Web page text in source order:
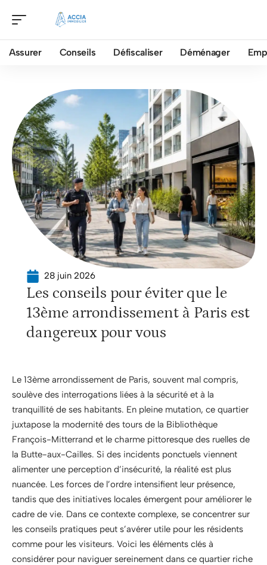
Assurer Conseils Défiscaliser Déménager
28 juin 2026
Les conseils pour éviter que le
13ème arrondissement à Paris est
dangereux pour vous
Le 13ème arrondissement de Paris, souvent mal compris,
soulève des interrogations liées à la sécurité et à la
tranquillité de ses habitants. En pleine mutation, ce quartier
juxtapose la modernité des tours de la Bibliothèque
François-Mitterrand et le charme pittoresque des ruelles de
la Butte-aux-Cailles. Si des incidents ponctuels viennent
alimenter une perception d’insécurité, la réalité est plus
nuancée. Les forces de l’ordre intensifient leur présence,
tandis que des initiatives locales émergent pour améliorer le
cadre de vie. Dans ce contexte complexe, se concentrer sur
les conseils pratiques peut s’avérer utile pour les résidents
comme pour les visiteurs. Voici les éléments clés à
considérer pour naviguer sereinement dans ce quartier riche